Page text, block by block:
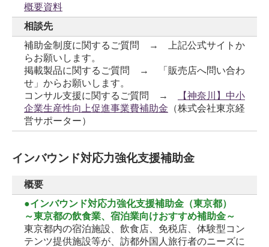
概要資料
相談先
補助金制度に関するご質問 → 上記公式サイトか
らお願いします。
掲載製品に関するご質問 → 「販売店へ問い合わ
せ」からお願いします。
コンサル支援に関するご質問 →
【神奈川】中小
企業生産性向上促進事業費補助金 （株式会社東京経
営サポーター）
インバウンド対応力強化支援補助金
概要
●インバウンド対応力強化支援補助金（東京都）
～東京都の飲食業、宿泊業向けおすすめ補助金～
東京都内の宿泊施設、飲食店、免税店、体験型コン
テンツ提供施設等が、訪都外国人旅行者のニーズに